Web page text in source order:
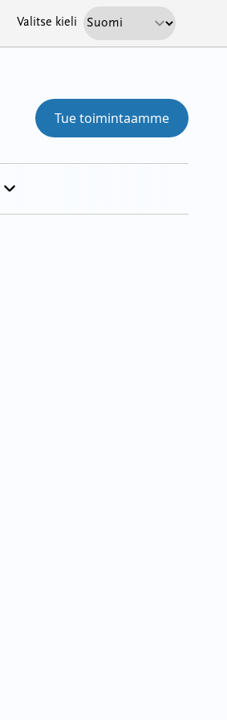
Valitse kieli
Tue toimintaamme